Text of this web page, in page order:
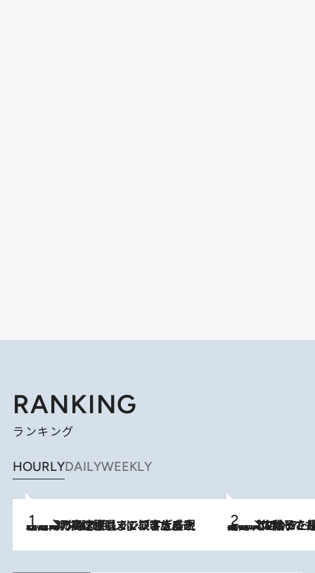
RANKING
ランキング
HOURLYDAILYWEEKLY
2026.8.7
「湘南乃風に憧れて」観客大盛上がりの“タオル回し”に、ラッパー顔負けの高速歌唱まで…さだまさし（74）のアグレッシブすぎる現在地 2026.8.5
【阿川佐和子さんの年とる力】なぜ70代で始めた趣味は“こんなに楽しい”のか？ ピアノ、俳句…スランプに陥っても続けられる“ある秘訣”とは